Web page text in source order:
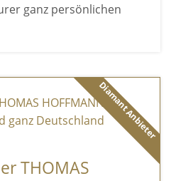
ganz persönlichen
Diamant Anbieter
THOMAS